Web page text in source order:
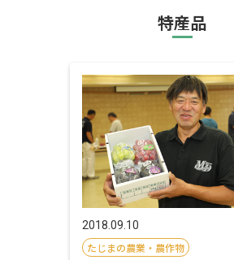
特産品
2018.09.10
たじまの農業・農作物